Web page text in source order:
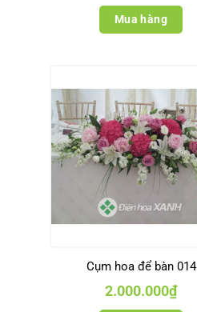
Mua hàng
Cụm hoa để bàn 014
2.000.000₫